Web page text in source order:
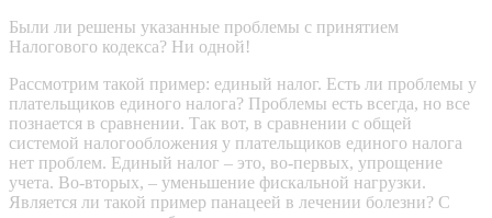
Были ли решены указанные проблемы с принятием
Налогового кодекса? Ни одной!
Рассмотрим такой пример: единый налог. Есть ли проблемы у
плательщиков единого налога? Проблемы есть всегда, но все
познается в сравнении. Так вот, в сравнении с общей
системой налогообложения у плательщиков единого налога
нет проблем. Единый налог – это, во-первых, упрощение
учета. Во-вторых, – уменьшение фискальной нагрузки.
Является ли такой пример панацеей в лечении болезни? С